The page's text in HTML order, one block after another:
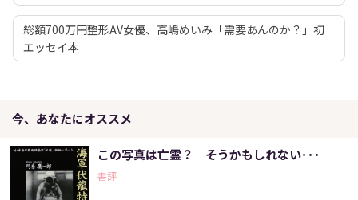
総額700万円整形AV女優、高嶋めいみ「需要あんのか？」初
エッセイ本
今、あなたにオススメ
この写真は亡霊？ そうかもしれない･･･
書評